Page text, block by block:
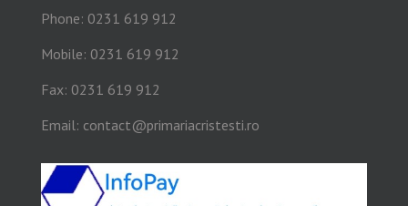
Phone: 0231 619 912
Mobile: 0231 619 912
Fax: 0231 619 912
Email: contact@primariacristesti.ro